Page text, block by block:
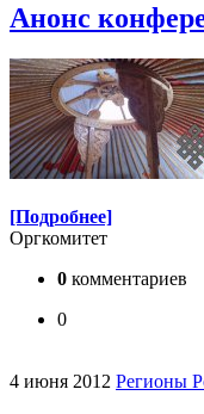
Анонс
[Подробнее]
Оргкомитет
0 комментариев
0
4 июня 2012 Регионы